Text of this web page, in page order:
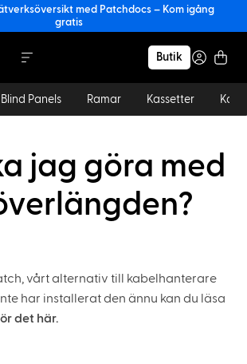
med Patchdocs – Kom igång
gratis
Butik
Blind Panels Ramar Kassetter
jag göra med
vårt alternativ till kabelhanterare
har installerat den ännu kan du läsa
det här.